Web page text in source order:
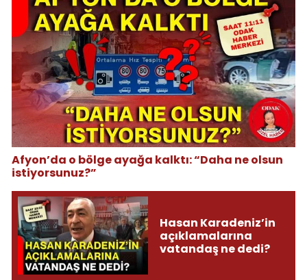
Afyon’da o bölge ayağa kalktı: “Daha ne olsun
istiyorsunuz?”
Hasan Karadeniz’in
açıklamalarına
vatandaş ne dedi?